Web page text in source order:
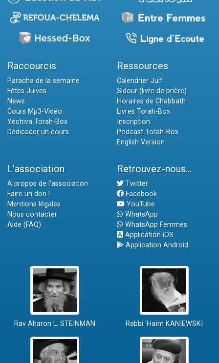
Raccourcis
Paracha de la semaine
Fêtes Juives
News
Cours Mp3-Vidéo
Yéchiva Torah-Box
Dédicacer un cours
Ressources
Calendrier Juif
Sidour (livre de prière)
Horaires de Chabbath
Livres Torah-Box
Inscription
Podcast Torah-Box
English Version
L'association
A propos de l'association
Faire un don !
Mentions légales
Nous contacter
Aide (FAQ)
Retrouvez-nous...
Twitter
Facebook
YouTube
WhatsApp
WhatsApp Femmes
Application iOS
Application Android
Rav Aharon L. STEINMAN Rabbi 'Haïm KANIEWSKI